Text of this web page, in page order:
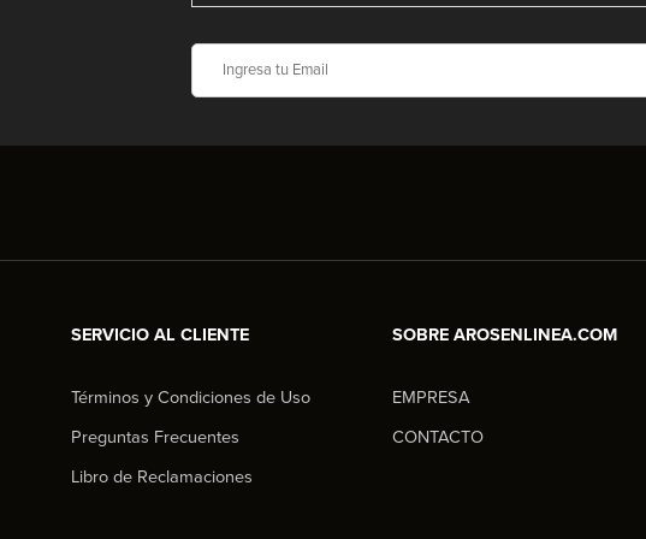
SERVICIO AL CLIENTE
Términos y Condiciones de Uso
Preguntas Frecuentes
Libro de Reclamaciones
SOBRE AROSENLINEA.COM
EMPRESA
CONTACTO